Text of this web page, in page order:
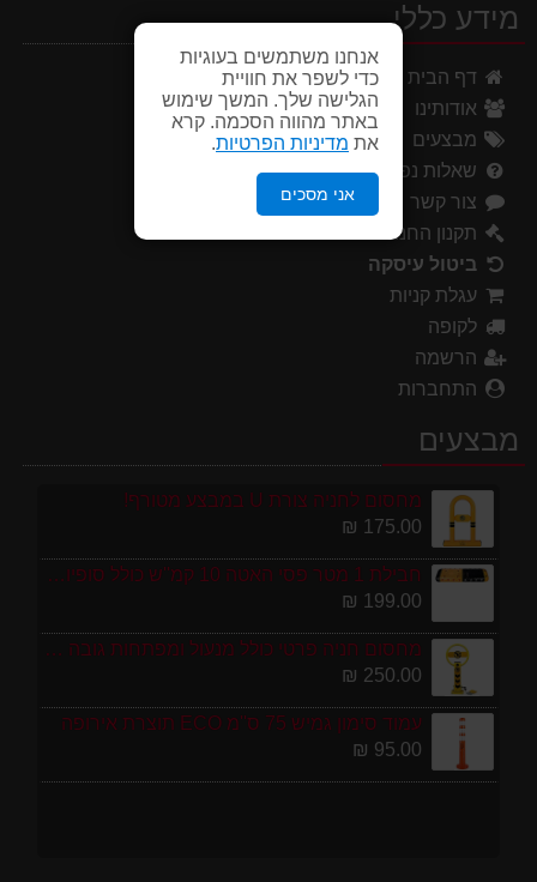
אנחנו משתמשים בעוגיות
כדי לשפר את חוויית
הגלישה שלך. המשך שימוש
באתר מהווה הסכמה. קרא
את מדיניות הפרטיות.
אני מסכים
מידע כללי
דף הבית
אודותינו
מבצעים
שאלות נפוצות
צור קשר
תקנון החנות
ביטול עיסקה
עגלת קניות
לקופה
הרשמה
התחברות
מבצעים
מחסום לחניה צורת U במבצע מטורף!
175.00 ₪
חבילת 1 מטר פסי האטה 10 קמ''ש כולל סופיות מפלסטיק
199.00 ₪
מחסום חניה פרטי כולל מנעול ומפתחות גובה 70 ס"מ
250.00 ₪
עמוד סימון גמיש 75 ס''מ ECO תוצרת אירופה
95.00 ₪